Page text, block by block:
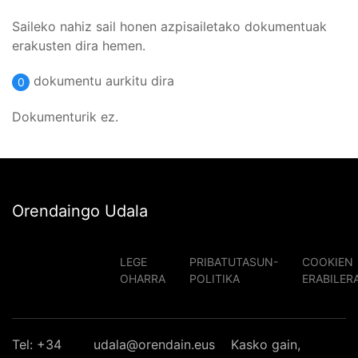
Saileko nahiz sail honen azpisailetako dokumentuak
erakusten dira hemen.
0 dokumentu aurkitu dira
Dokumenturik ez.
Orendaingo Udala
LEGE
OHARRA
PRIBATUTASUN-
POLITIKA
COOKIEN
Tel: +34
udala@orendain.eus
Kasko gain,